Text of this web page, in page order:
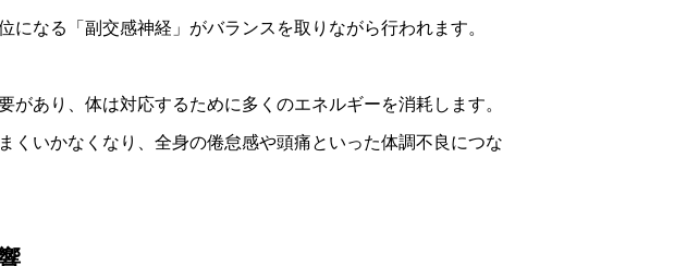
なる「副交感神経」がバランスを取りながら行われます。
あり、体は対応するために多くのエネルギーを消耗します。
くいかなくなり、全身の倦怠感や頭痛といった体調不良につな